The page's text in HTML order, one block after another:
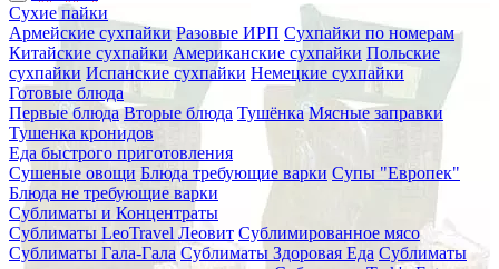
Сухие пайки
Армейские сухпайки Разовые ИРП Сухпайки по номерам
Китайские сухпайки Американские сухпайки Польские
сухпайки Испанские сухпайки Немецкие сухпайки
Готовые блюда
Первые блюда Вторые блюда Тушёнка Мясные заправки
Тушенка кронидов
Еда быстрого приготовления
Сушеные овощи Блюда требующие варки Супы "Европек"
Блюда не требующие варки
Сублиматы и Концентраты
Сублиматы LeoTravel Леовит Сублимированное мясо
Сублиматы Гала-Гала Сублиматы Здоровая Еда Сублиматы